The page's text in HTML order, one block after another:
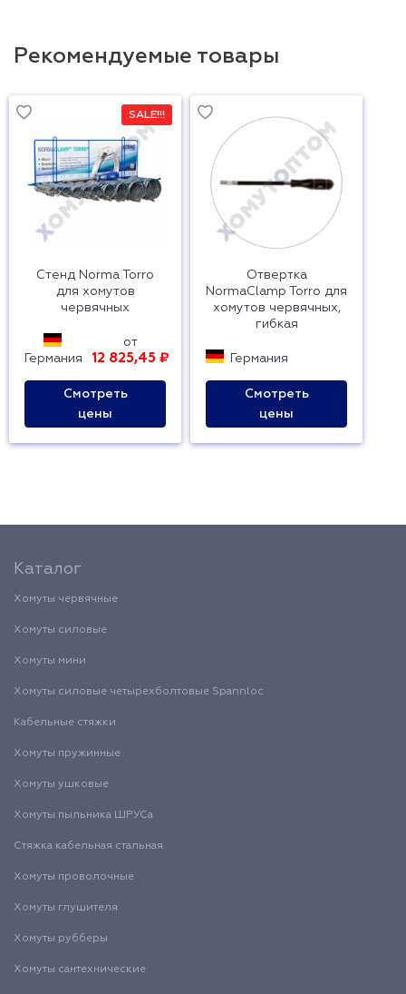
Рекомендуемые товары
SALE!!!
Стенд Norma Torro
для хомутов
червячных
Германия
от
12 825,45 ₽
Смотреть
цены
Отвертка
NormaClamp Torro для
хомутов червячных,
гибкая
Германия
Смотреть
цены
Каталог
Хомуты червячные
Хомуты силовые
Хомуты мини
Хомуты силовые четырехболтовые Spannloc
Кабельные стяжки
Хомуты пружинные
Хомуты ушковые
Хомуты пыльника ШРУСа
Стяжка кабельная стальная
Хомуты проволочные
Хомуты глушителя
Хомуты рубберы
Хомуты сантехнические